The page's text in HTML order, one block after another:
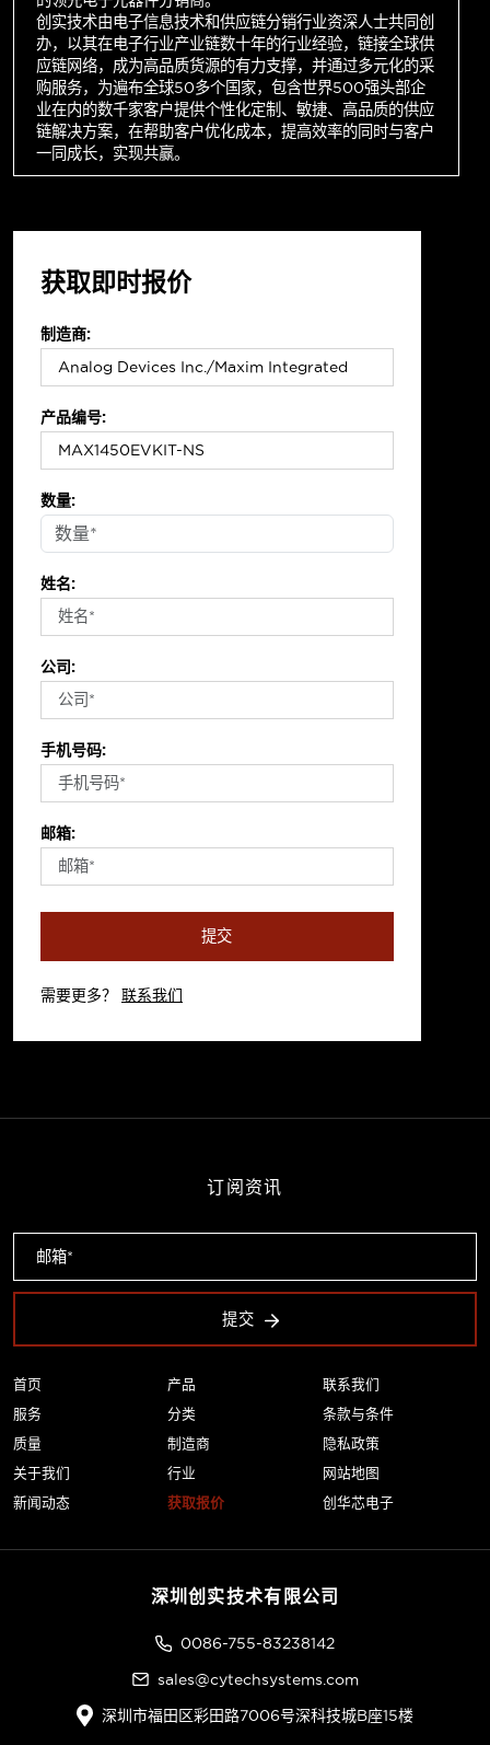
创实技术由电子信息技术和供应链分销行业资深人士共同创
办，以其在电子行业产业链数十年的行业经验，链接全球供
应链网络，成为高品质货源的有力支撑，并通过多元化的采
购服务，为遍布全球50多个国家，包含世界500强头部企
业在内的数千家客户提供个性化定制、敏捷、高品质的供应
链解决方案，在帮助客户优化成本，提高效率的同时与客户
一同成长，实现共赢。
获取即时报价
制造商:
产品编号:
数量:
姓名:
公司:
手机号码:
邮箱:
提交
需要更多？ 联系我们
首页
服务
质量
关于我们
新闻动态
产品
分类
制造商
行业
获取报价
联系我们
条款与条件
隐私政策
网站地图
创华芯电子
订阅资讯
提交
深圳创实技术有限公司
0086-755-83238142
sales@cytechsystems.com
深圳市福田区彩田路7006号深科技城B座15楼